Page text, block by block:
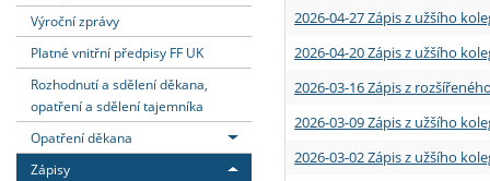
Absolventi fakulty
Vyjíždějící zaměstnanci
Výroční zprávy
Platné vnitřní předpisy FF UK
Rozhodnutí a sdělení děkana,
opatření a sdělení tajemníka
Opatření děkana
Zápisy
2026-04-27 Zápis z užšího
2026-04-20 Zápis z užšího
2026-03-16 Zápis z
2026-03-09 Zápis z užšího
2026-03-02 Zápis z užšího